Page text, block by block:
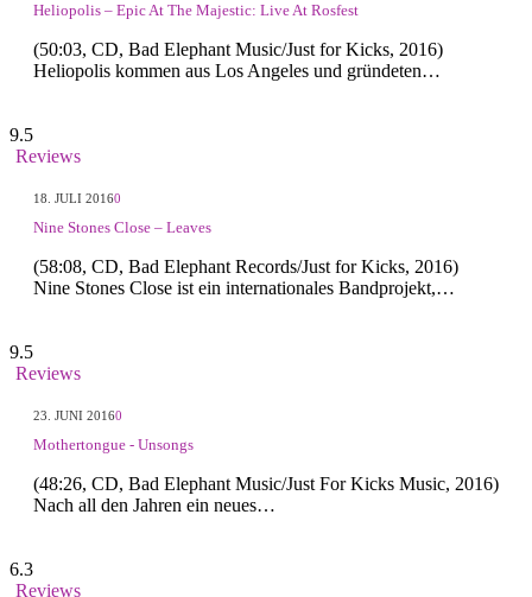
Heliopolis – Epic At The Majestic: Live At Rosfest
(50:03, CD, Bad Elephant Music/Just for Kicks, 2016)
Heliopolis kommen aus Los Angeles und gründeten…
9.5
Reviews
18. JULI 20160
Nine Stones Close – Leaves
(58:08, CD, Bad Elephant Records/Just for Kicks, 2016)
Nine Stones Close ist ein internationales Bandprojekt,…
9.5
Reviews
23. JUNI 20160
Mothertongue - Unsongs
(48:26, CD, Bad Elephant Music/Just For Kicks Music, 2016)
Nach all den Jahren ein neues…
6.3
Reviews